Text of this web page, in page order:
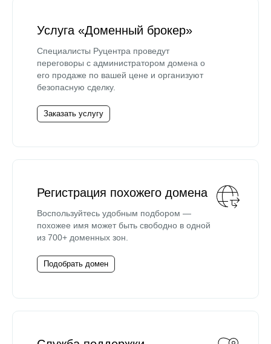
Услуга «Доменный брокер»
Специалисты Руцентра проведут
переговоры с администратором домена о
его продаже по вашей цене и организуют
безопасную сделку.
Заказать услугу
Регистрация похожего домена
Воспользуйтесь удобным подбором —
похожее имя может быть свободно в одной
из 700+ доменных зон.
Подобрать домен